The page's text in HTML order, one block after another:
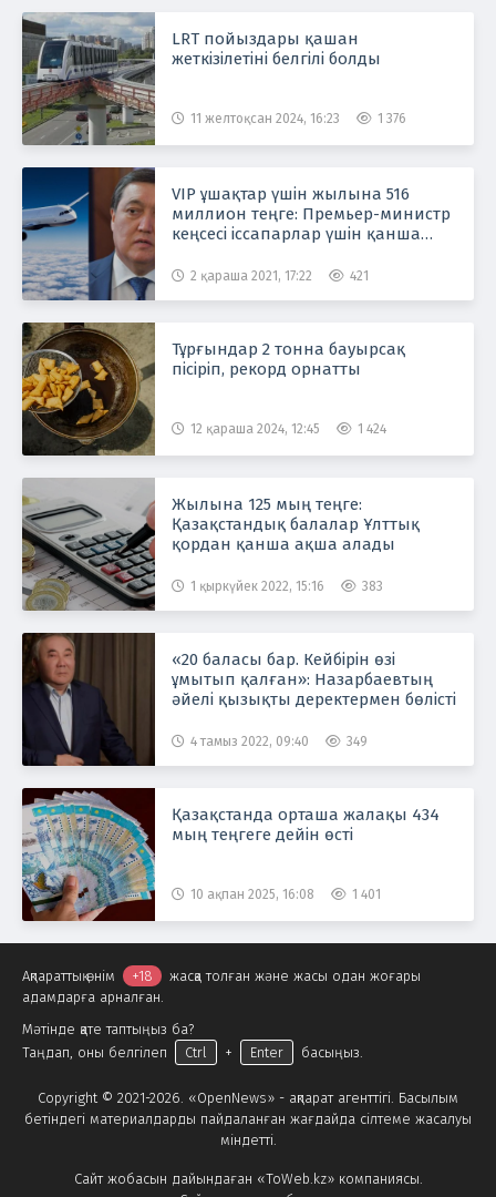
LRT пойыздары қашан
жеткізілетіні белгілі болды
11 желтоқсан 2024, 16:23 1 376
VIP ұшақтар үшін жылына 516
миллион теңге: Премьер-министр
кеңсесі іссапарлар үшін қанша
2 қараша 2021, 17:22 421
Тұрғындар 2 тонна бауырсақ
пісіріп, рекорд орнатты
12 қараша 2024, 12:45 1 424
Жылына 125 мың теңге:
Қазақстандық балалар Ұлттық
қордан қанша ақша алады
1 қыркүйек 2022, 15:16 383
«20 баласы бар. Кейбірін өзі
ұмытып қалған»: Назарбаевтың
әйелі қызықты деректермен бөлісті
4 тамыз 2022, 09:40 349
Қазақстанда орташа жалақы 434
мың теңгеге дейін өсті
10 ақпан 2025, 16:08 1 401
Copyright © 2021-2026. «OpenNews» - ақпарат агенттігі. Басылым
бетіндегі материалдарды пайдаланған жағдайда сілтеме жасалуы
міндетті.
Сайт жобасын дайындаған «ToWeb.kz» компаниясы.
Ақпараттық өнім +18
жасқа толған және жасы одан жоғары
адамдарға арналған.
Мәтінде қате таптыңыз ба?
Таңдап, оны белгілеп
Ctrl + Enter басыңыз.